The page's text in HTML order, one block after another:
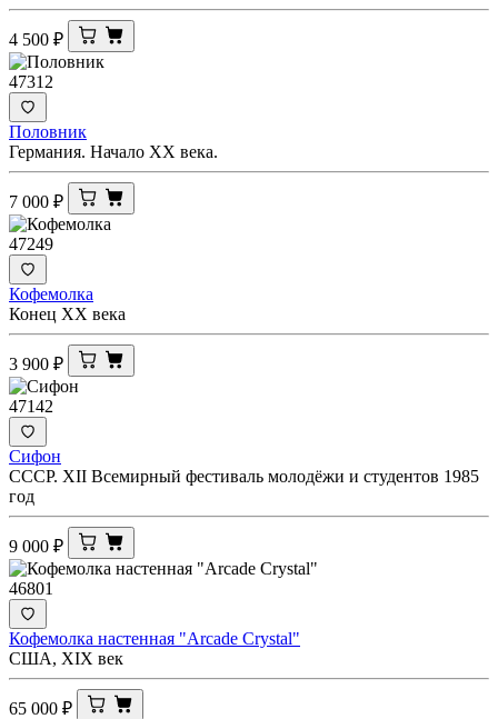
4 500 ₽
47312
Половник
Германия. Начало ХХ века.
7 000 ₽
47249
Кофемолка
Конец ХХ века
3 900 ₽
47142
Сифон
СССР. XII Всемирный фестиваль молодёжи и студентов 1985
год
9 000 ₽
46801
Кофемолка настенная "Arcade Crystal"
США, XIX век
65 000 ₽